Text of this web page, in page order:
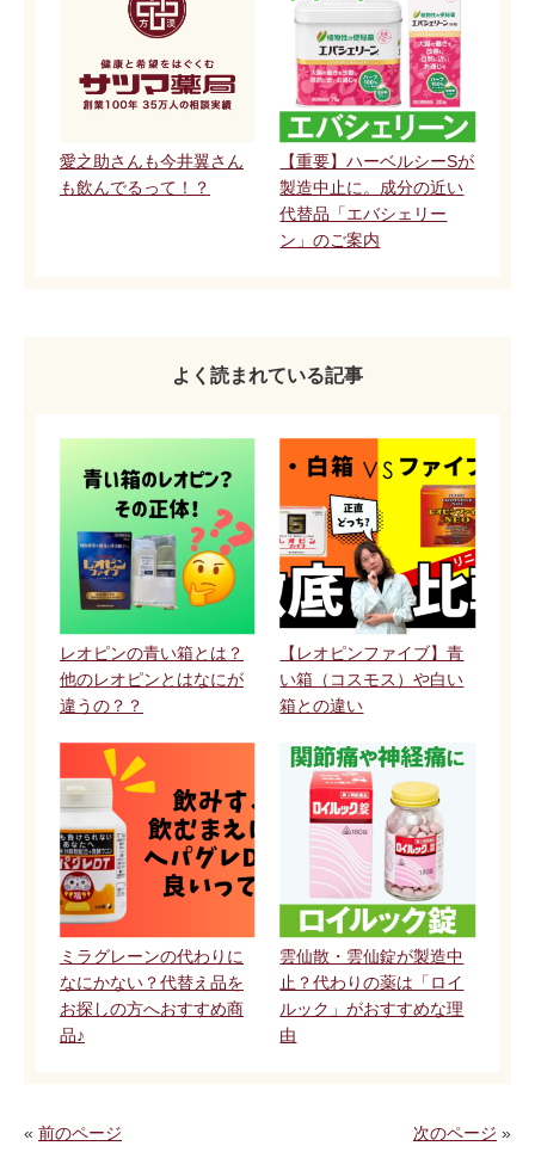
愛之助さんも今井翼さん
も飲んでるって！？
【重要】ハーベルシーSが
製造中止に。成分の近い
代替品「エバシェリー
ン」のご案内
よく読まれている記事
レオピンの青い箱とは？
他のレオピンとはなにが
違うの？？
【レオピンファイブ】青
い箱（コスモス）や白い
箱との違い
ミラグレーンの代わりに
なにかない？代替え品を
お探しの方へおすすめ商
品♪
雲仙散・雲仙錠が製造中
止？代わりの薬は「ロイ
ルック」がおすすめな理
由
« 前のページ 次のページ »